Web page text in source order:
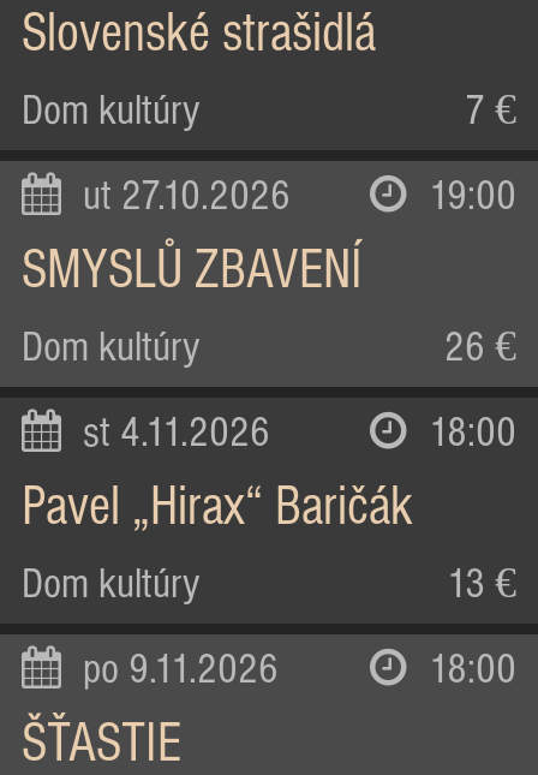
Slovenské strašidlá
Dom kultúry 7 €
ut 27.10.2026 19:00
SMYSLŮ ZBAVENÍ
Dom kultúry 26 €
st 4.11.2026 18:00
Pavel „Hirax“ Baričák
Dom kultúry 13 €
po 9.11.2026 18:00
ŠŤASTIE